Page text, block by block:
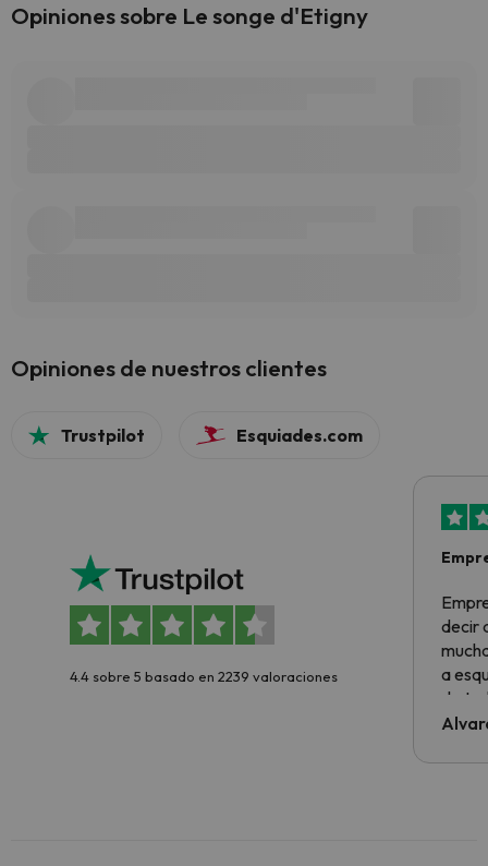
Opiniones sobre Le songe d'Etigny
Opiniones de nuestros clientes
Trustpilot Esquiades.com
4.4 sobre 5 basado en 2239 valoraciones
decir
a
de
al
culpa